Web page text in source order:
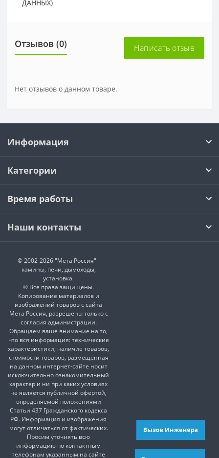
ДАННЫХ)
Отзывов (0) Написать отзыв
Нет отзывов о данном товаре.
Информация
Категории
Время работы
Наши контакты
© 2002-2026 "Мета Россия" -
камины, печи, дымоходы,
установка.
® Все права защищены.
Копирование материалов и
изображений товаров с сайта
Мета Россия, разрешены только с
согласия администрации.
Обращаем ваше внимание на то,
что вся информация: технические
характеристики, наличие товаров,
стоимости товаров, размещенная
на данном интернет-сайте носит
исключительно ознакомительный
характер и ни при каких условиях
не является публичной офертой,
определяемой положениями
Статьи 437 Гражданского кодекса
РФ. Информация и изображения
могут отличаться от фактических.
Просим уточнять всю
информацию по контактным
телефонам указанным на сайте
Вызов Инженера